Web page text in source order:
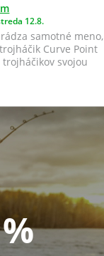
12.8.
samotné meno,
Curve Point
svojou